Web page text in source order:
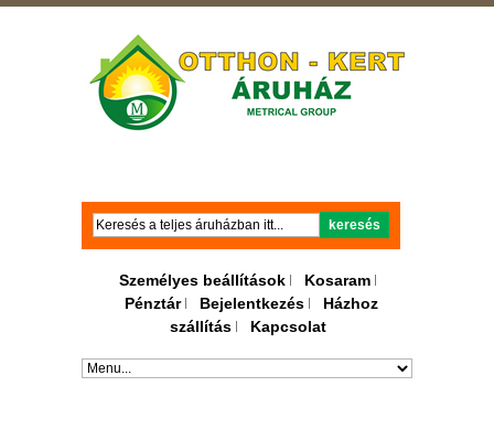
Keresés
keresés
Személyes beállítások
Kosaram
Pénztár
Bejelentkezés
Házhoz
szállítás
Kapcsolat